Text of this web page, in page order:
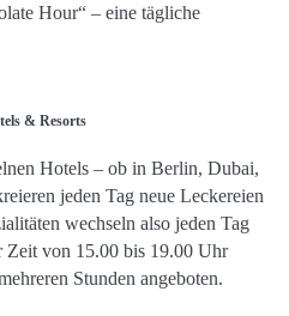
Hour“ – eine tägliche
& Resorts
Hotels – ob in Berlin, Dubai,
jeden Tag neue Leckereien
wechseln also jeden Tag
Zeit von 15.00 bis 19.00 Uhr
Stunden angeboten.